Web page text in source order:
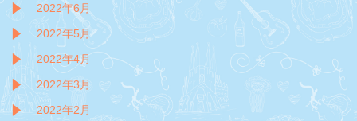
2022年6月
2022年5月
2022年4月
2022年3月
2022年2月